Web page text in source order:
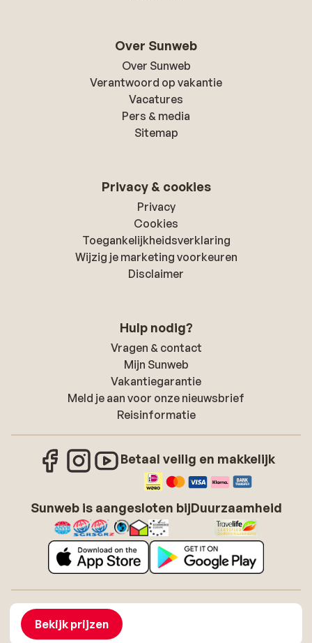
Bekijk prijzen
Over Sunweb
Over Sunweb
Verantwoord op vakantie
Vacatures
Pers & media
Sitemap
Privacy & cookies
Privacy
Cookies
Toegankelijkheidsverklaring
Wijzig je marketing voorkeuren
Disclaimer
Hulp nodig?
Vragen & contact
Mijn Sunweb
Vakantiegarantie
Meld je aan voor onze nieuwsbrief
Reisinformatie
Betaal veilig en makkelijk
Sunweb is aangesloten bijDuurzaamheid
Over Sunweb
Algemene voorwaarden zonvakanties
Toegankelijkheidsverklaring